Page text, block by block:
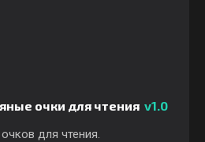
очки для чтения v1.0
для чтения.